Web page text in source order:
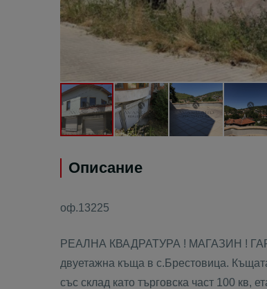
Описание
оф.13225
РЕАЛНА КВАДРАТУРА ! МАГАЗИН !
двуетажна къща в с.Брестовица.
със склад като търговска част 100 кв,